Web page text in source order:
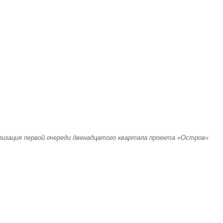
первой очереди двенадцатого квартала проекта «Остров»